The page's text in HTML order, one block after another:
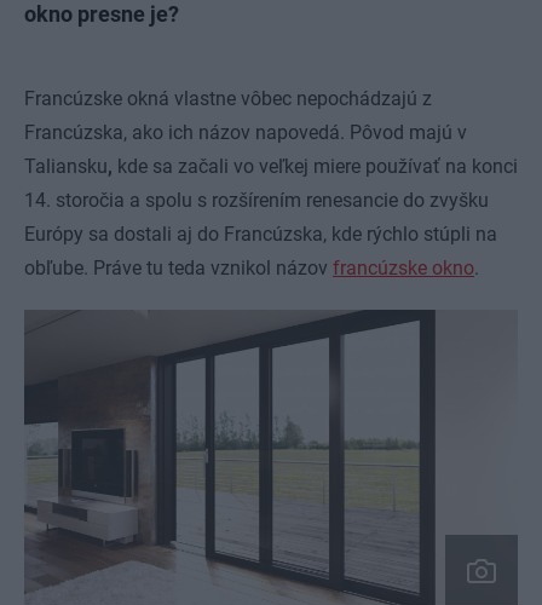
okno presne je?
Francúzske okná vlastne vôbec nepochádzajú z
Francúzska, ako ich názov napovedá. Pôvod majú v
Taliansku, kde sa začali vo veľkej miere používať na konci
14. storočia a spolu s rozšírením renesancie do zvyšku
Európy sa dostali aj do Francúzska, kde rýchlo stúpli na
obľube. Práve tu teda vznikol názov francúzske okno.